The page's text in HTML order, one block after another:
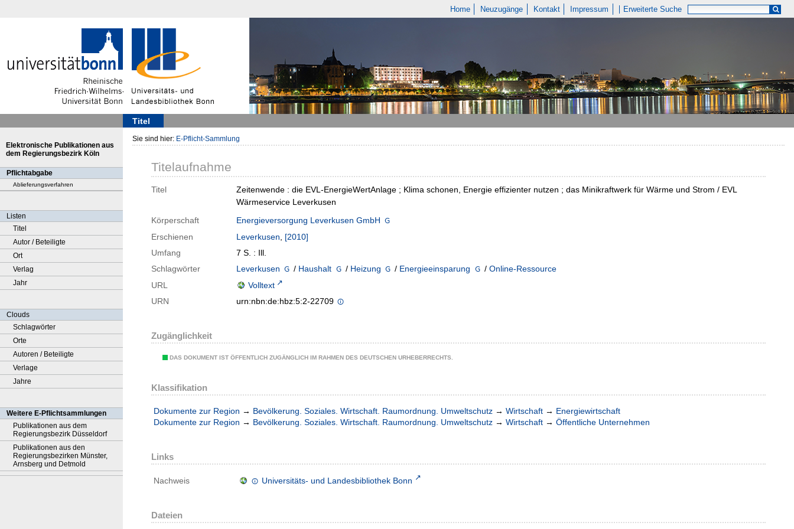
Home Neuzugänge Kontakt Impressum Erweiterte Suche
Titel
Elektronische Publikationen aus
dem Regierungsbezirk Köln
Pflichtabgabe
Ablieferungsverfahren
Listen
Titel
Autor / Beteiligte
Ort
Verlag
Jahr
Clouds
Schlagwörter
Orte
Autoren / Beteiligte
Verlage
Jahre
Weitere E-Pflichtsammlungen
Publikationen aus dem
Regierungsbezirk Düsseldorf
Publikationen aus den
Regierungsbezirken Münster,
Arnsberg und Detmold
Sie sind hier: E-Pflicht-Sammlung
Titelaufnahme
Titel
Zeitenwende : die EVL-EnergieWertAnlage ; Klima schonen, Energie effizienter nutzen ; das Minikraftwerk für Wärme und Strom / EVL
Wärmeservice Leverkusen
Körperschaft
Energieversorgung Leverkusen GmbH
Erschienen
Leverkusen, [2010]
Umfang
7 S. : Ill.
Schlagwörter
Leverkusen / Haushalt / Heizung / Energieeinsparung / Online-Ressource
URL
Volltext
URN
urn:nbn:de:hbz:5:2-22709
Zugänglichkeit
DAS DOKUMENT IST ÖFFENTLICH ZUGÄNGLICH IM RAHMEN DES DEUTSCHEN URHEBERRECHTS.
Klassifikation
Dokumente zur Region → Bevölkerung. Soziales. Wirtschaft. Raumordnung. Umweltschutz → Wirtschaft → Energiewirtschaft
Dokumente zur Region → Bevölkerung. Soziales. Wirtschaft. Raumordnung. Umweltschutz → Wirtschaft → Öffentliche Unternehmen
Links
Nachweis Universitäts- und Landesbibliothek Bonn
Dateien